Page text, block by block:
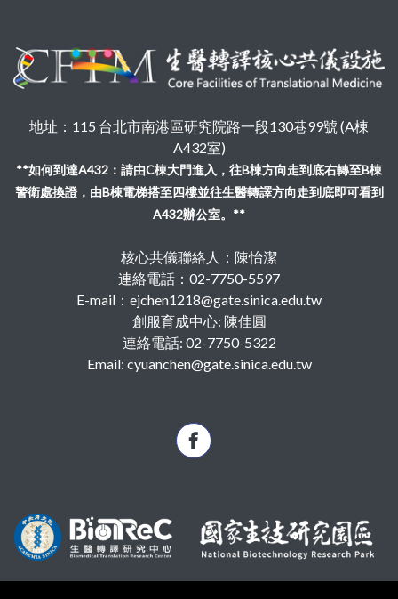
地址：115 台北市南港區研究院路一段130巷99號 (A棟
A432室)
**如何到達A432：請由C棟大門進入，往B棟方向走到底右轉至B棟
警衛處換證，由B棟電梯搭至四樓並往生醫轉譯方向走到底即可看到
A432辦公室。**
核心共儀聯絡人：陳怡潔
連絡電話：02-7750-5597
E-mail：ejchen1218@gate.sinica.edu.tw
創服育成中心: 陳佳圓
連絡電話: 02-7750-5322
Email: cyuanchen@gate.sinica.edu.tw